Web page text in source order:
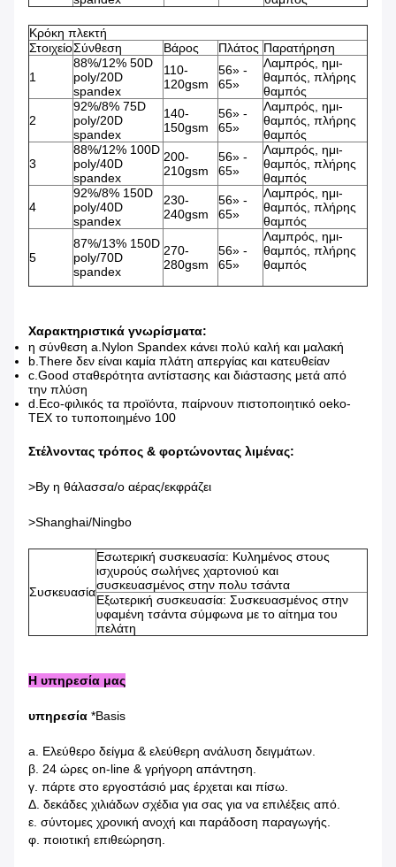
Κρόκη πλεκτή
ΣτοιχείοΣύνθεση Βάρος Πλάτος Παρατήρηση
1
88%/12% 50D
poly/20D
spandex
110-
120gsm
56» -
65»
Λαμπρός, ημι-
θαμπός, πλήρης
θαμπός
2
92%/8% 75D
poly/20D
spandex
140-
150gsm
56» -
65»
Λαμπρός, ημι-
θαμπός, πλήρης
θαμπός
3
88%/12% 100D
poly/40D
spandex
200-
210gsm
56» -
65»
Λαμπρός, ημι-
θαμπός, πλήρης
θαμπός
4
92%/8% 150D
poly/40D
spandex
230-
240gsm
56» -
65»
Λαμπρός, ημι-
θαμπός, πλήρης
θαμπός
5
87%/13% 150D
poly/70D
spandex
270-
280gsm
56» -
65»
Λαμπρός, ημι-
θαμπός, πλήρης
θαμπός
Χαρακτηριστικά γνωρίσματα:
η σύνθεση a.Nylon Spandex κάνει πολύ καλή και μαλακή
b.There δεν είναι καμία πλάτη απεργίας και κατευθείαν
c.Good σταθερότητα αντίστασης και διάστασης μετά από
την πλύση
d.Eco-φιλικός τα προϊόντα, παίρνουν πιστοποιητικό oeko-
TEX το τυποποιημένο 100
Στέλνοντας τρόπος & φορτώνοντας λιμένας:
>By η θάλασσα/ο αέρας/εκφράζει
>Shanghai/Ningbo
Συσκευασία
Εσωτερική συσκευασία: Κυλημένος στους
ισχυρούς σωλήνες χαρτονιού και
συσκευασμένος στην πολυ τσάντα
Εξωτερική συσκευασία: Συσκευασμένος στην
υφαμένη τσάντα σύμφωνα με το αίτημα του
πελάτη
Η υπηρεσία μας
υπηρεσία *Basis
a. Ελεύθερο δείγμα & ελεύθερη ανάλυση δειγμάτων.
β. 24 ώρες on-line & γρήγορη απάντηση.
γ. πάρτε στο εργοστάσιό μας έρχεται και πίσω.
Δ. δεκάδες χιλιάδων σχέδια για σας για να επιλέξεις από.
ε. σύντομες χρονική ανοχή και παράδοση παραγωγής.
φ. ποιοτική επιθεώρηση.